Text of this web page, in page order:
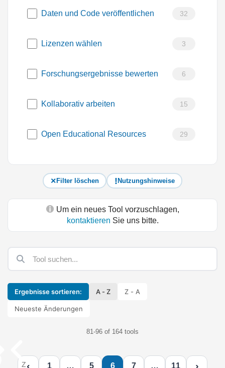
Daten und Code veröffentlichen 32
Lizenzen wählen 3
Forschungsergebnisse bewerten 6
Kollaborativ arbeiten 15
Open Educational Resources 29
Filter löschen Nutzungshinweise
Um ein neues Tool vorzuschlagen,
kontaktieren Sie uns bitte.
Ergebnisse sortieren: A - Z Z - A
Neueste Änderungen
81-96 of 164 tools
Z‹ 1 … 5 6 7 … 11 ›